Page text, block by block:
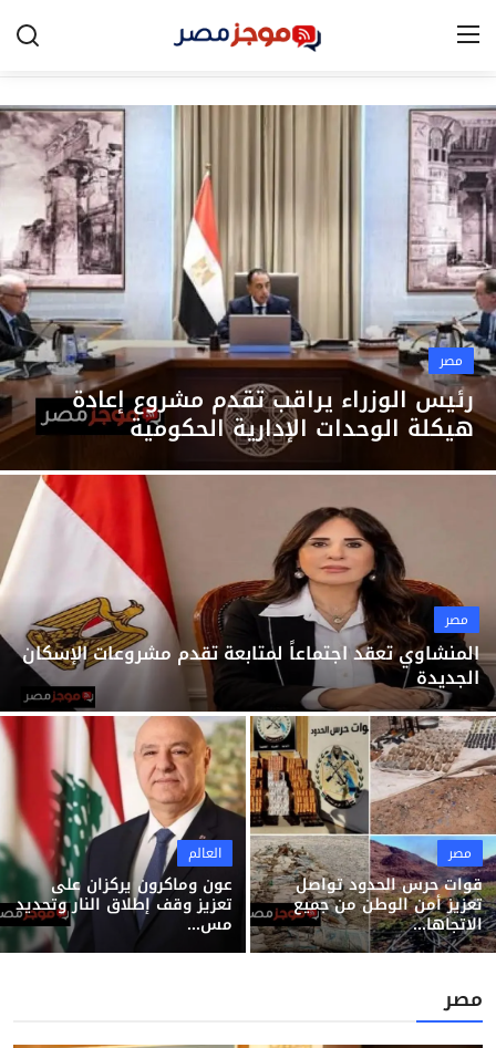
الرئيسية
مصر
الخليج
العالم
الرياضة
اقتصاد
تكنولوجيا
التعليم
منوعات
مصر
رئيس الوزراء يراقب تقدم مشروع إعادة
هيكلة الوحدات الإدارية الحكومية
مصر
المنشاوي تعقد اجتماعاً لمتابعة تقدم مشروعات الإسكان
الجديدة
مصر
قوات حرس الحدود تواصل
تعزيز أمن الوطن من جميع
الاتجاها...
العالم
عون وماكرون يركزان على
تعزيز وقف إطلاق النار وتحديد
مس...
مصر